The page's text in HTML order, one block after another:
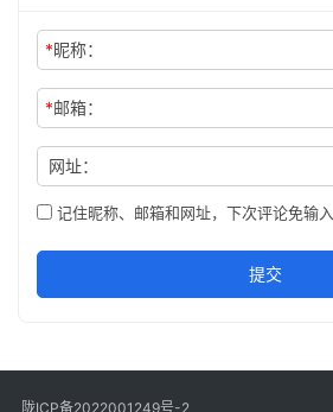
*昵称：
*邮箱：
网址：
记住昵称、邮箱和网址，下次评论免输入
提交
陇ICP备2022001249号-2